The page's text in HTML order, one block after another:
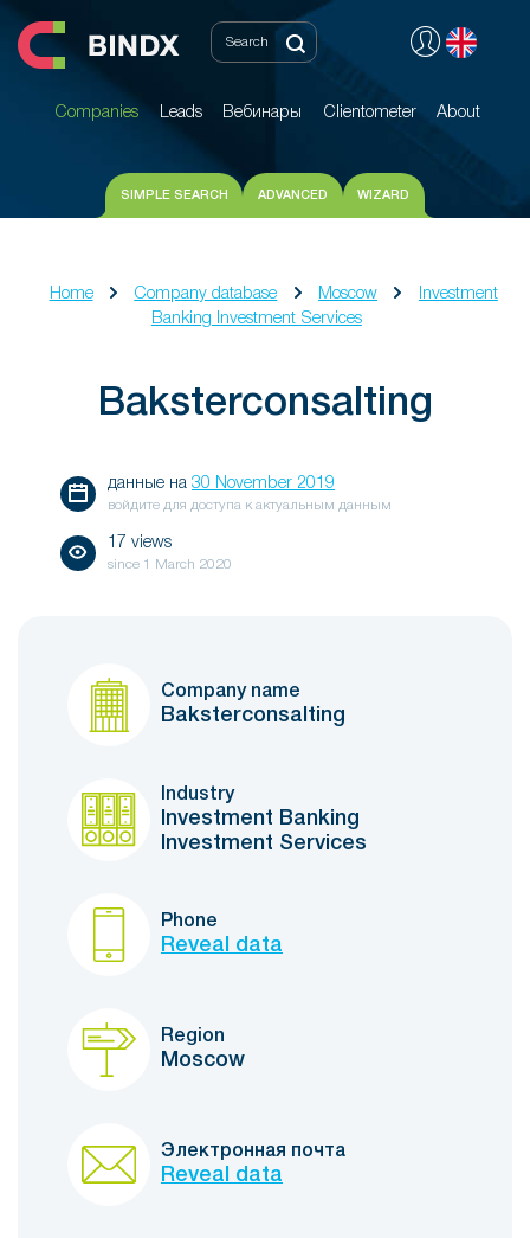
Companies Leads Вебинары Clientometer About
Companies Leads Вебинары Clientometer About
SIMPLE SEARCH ADVANCED WIZARD
Home Company database Moscow
Investment
Banking Investment Services
Baksterconsalting
данные на 30 November 2019
войдите для доступа к актуальным данным
17 views
since 1 March 2020
Company name
Baksterconsalting
Industry
Investment Banking
Investment Services
Phone
Reveal data
Region
Moscow
Электронная почта
Reveal data